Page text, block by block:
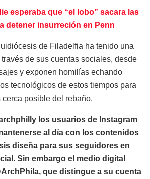
esperaba que “el lobo” sacara las
detener insurreción en Penn
de Filadelfia ha tenido una
de sus cuentas sociales, desde
y exponen homilías echando
tecnológicos de estos tiempos para
cerca posible del rebaño.
los usuarios de Instagram
al día con los contenidos
diseña para sus seguidores en
Sin embargo el medio digital
que distingue a su cuenta